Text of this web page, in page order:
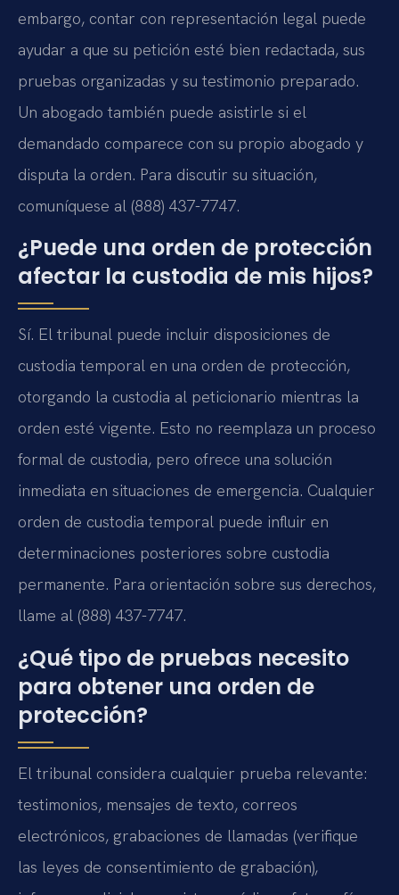
embargo, contar con representación legal puede
ayudar a que su petición esté bien redactada, sus
pruebas organizadas y su testimonio preparado.
Un abogado también puede asistirle si el
demandado comparece con su propio abogado y
disputa la orden. Para discutir su situación,
comuníquese al (888) 437-7747.
¿Puede una orden de protección
afectar la custodia de mis hijos?
Sí. El tribunal puede incluir disposiciones de
custodia temporal en una orden de protección,
otorgando la custodia al peticionario mientras la
orden esté vigente. Esto no reemplaza un proceso
formal de custodia, pero ofrece una solución
inmediata en situaciones de emergencia. Cualquier
orden de custodia temporal puede influir en
determinaciones posteriores sobre custodia
permanente. Para orientación sobre sus derechos,
llame al (888) 437-7747.
¿Qué tipo de pruebas necesito
para obtener una orden de
protección?
El tribunal considera cualquier prueba relevante:
testimonios, mensajes de texto, correos
electrónicos, grabaciones de llamadas (verifique
las leyes de consentimiento de grabación),